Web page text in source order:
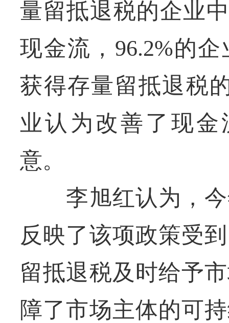
量留抵退税的企业
现金流，96.2%的
获得存量留抵退税
业认为改善了现金
意。
李旭红认为，今
反映了该项政策受
留抵退税及时给予
障了市场主体的可